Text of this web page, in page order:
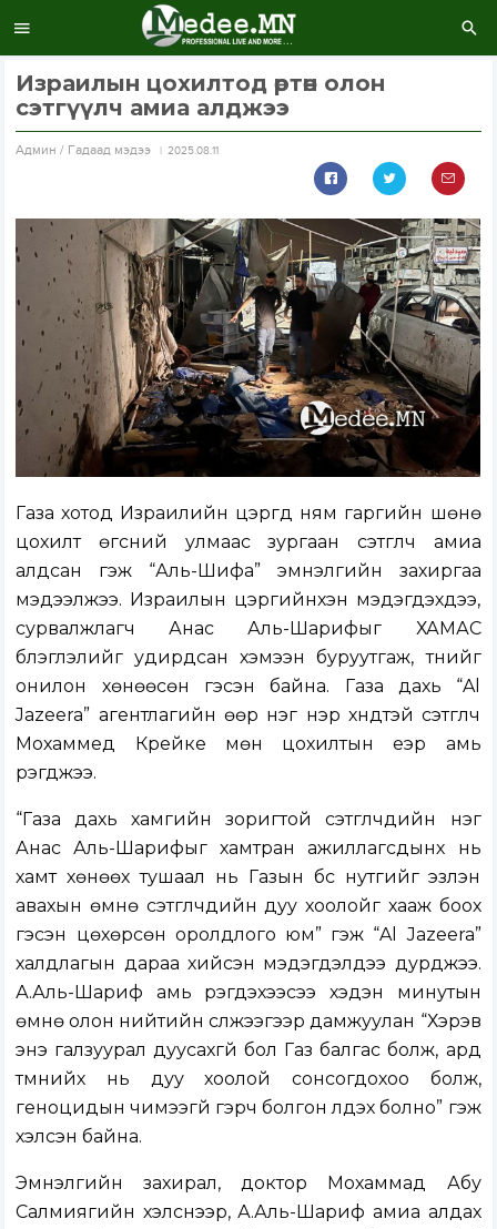
Израилын цохилтод өртөн олон
сэтгүүлч амиа алджээ
Aдмин / Гадаад мэдээ 2025.08.11
Газа хотод Израилийн цэргүүд ням гаргийн шөнө
цохилт өгсний улмаас зургаан сэтгүүлч амиа
алдсан гэж “Аль-Шифа” эмнэлгийн захиргаа
мэдээлжээ. Израилын цэргийнхэн мэдэгдэхдээ,
сурвалжлагч Анас Аль-Шарифыг ХАМАС
бүлэглэлийг удирдсан хэмээн буруутгаж, түүнийг
онилон хөнөөсөн гэсэн байна. Газа дахь “Al
Jazeera” агентлагийн өөр нэг нэр хүндтэй сэтгүүлч
Мохаммед Крейке мөн цохилтын үеэр амь
үрэгджээ.
“Газа дахь хамгийн зоригтой сэтгүүлчдийн нэг
Анас Аль-Шарифыг хамтран ажиллагсдынх нь
хамт хөнөөх тушаал нь Газын бүс нутгийг эзлэн
авахын өмнө сэтгүүлчдийн дуу хоолойг хааж боох
гэсэн цөхөрсөн оролдлого юм” гэж “Al Jazeera”
халдлагын дараа хийсэн мэдэгдэлдээ дурджээ.
А.Аль-Шариф амь үрэгдэхээсээ хэдэн минутын
өмнө олон нийтийн сүлжээгээр дамжуулан “Хэрэв
энэ галзуурал дуусахгүй бол Газ балгас болж, ард
түмнийх нь дуу хоолой сонсогдохоо болж,
геноцидын чимээгүй гэрч болгон үлдэх болно” гэж
хэлсэн байна.
Эмнэлгийн захирал, доктор Мохаммад Абу
Салмиягийн хэлснээр, А.Аль-Шариф амиа алдах